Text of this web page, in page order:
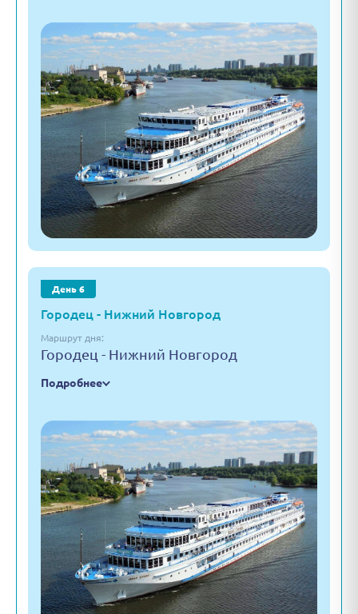
День 6
Городец - Нижний Новгород
Маршрут дня:
Городец - Нижний Новгород
Подробнее